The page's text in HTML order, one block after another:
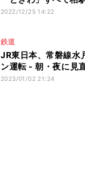
2022/12/25 14:22
鉄道
JR東日本、常磐線水
ン運転 - 朝・夜に見
2023/01/02 21:24